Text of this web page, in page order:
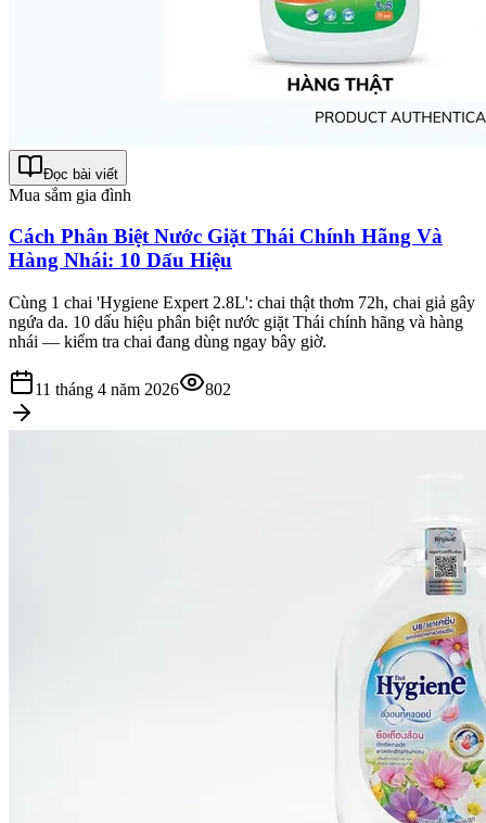
Đọc bài viết
Mua sắm gia đình
Cách Phân Biệt Nước Giặt Thái Chính Hãng Và
Hàng Nhái: 10 Dấu Hiệu
Cùng 1 chai 'Hygiene Expert 2.8L': chai thật thơm 72h, chai giả gây
ngứa da. 10 dấu hiệu phân biệt nước giặt Thái chính hãng và hàng
nhái — kiểm tra chai đang dùng ngay bây giờ.
11 tháng 4 năm 2026 802